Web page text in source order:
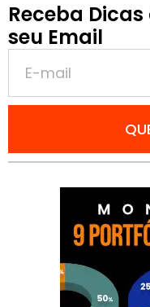
Receba
seu Email